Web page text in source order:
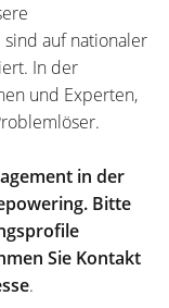
auf nationaler
In der
und Experten,
in der
Bitte
Sie Kontakt
.